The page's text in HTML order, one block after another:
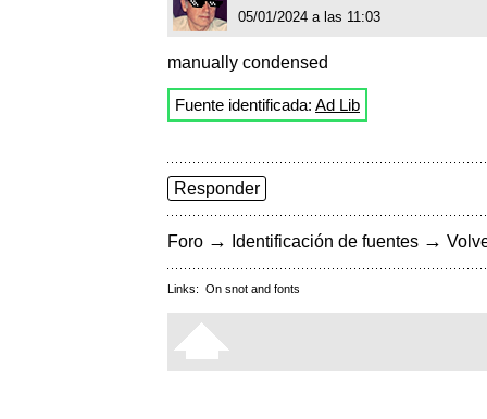
05/01/2024 a las 11:03
manually condensed
Fuente identificada: Ad Lib
Responder
Foro → Identificación de fuentes →
Links: On snot and fonts